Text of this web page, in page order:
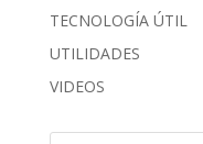
TECNOLOGÍA ÚTIL
UTILIDADES
VIDEOS